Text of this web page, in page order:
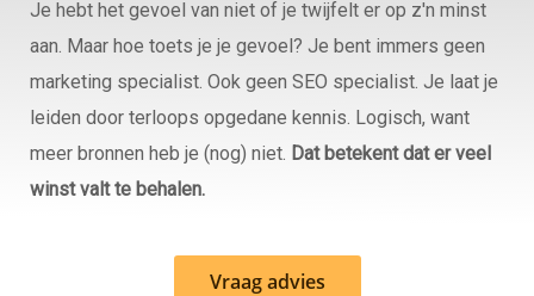
Je hebt het gevoel van niet of je twijfelt er op z'n minst
aan. Maar hoe toets je je gevoel? Je bent immers geen
marketing specialist. Ook geen SEO specialist. Je laat je
leiden door terloops opgedane kennis. Logisch, want
meer bronnen heb je (nog) niet. Dat betekent dat er veel
winst valt te behalen.
Vraag advies